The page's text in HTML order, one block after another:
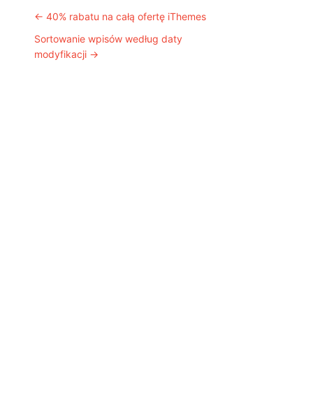
Post navigation
← 40% rabatu na całą ofertę iThemes
Sortowanie wpisów według daty
modyfikacji →